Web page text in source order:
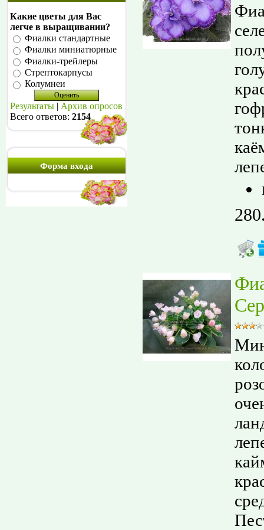
Какие цветы для Вас
легче в выращивании?
Фиалки стандартные
Фиалки миниатюрные
Фиалки-трейлеры
Стрептокарпусы
Колумнеи
Результаты
Архив опросов
Всего ответов: 2154
Форма входа